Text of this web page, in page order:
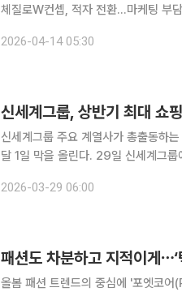
체질로W컨셉, 적자 전환...마케팅 부담 딛고 효율 경쟁으로 패
략에서 벗어나 수수료, 서비스 매출,
2026-04-14 05:30
신세계그룹, 상반기 최대 쇼
신세계그룹 주요 계열사가 총출동하
달 1일 막을 올린다. 29일 신세계그룹에 따르면 다음달 1일부터 12일까지 열리는 이번 행사는 식재
특징이다. 고물가 부담을 낮출 수 있는
2026-03-29 06:00
패션도 차분하고 지적이게⋯‘
올봄 패션 트렌드의 중심에 '포엣코